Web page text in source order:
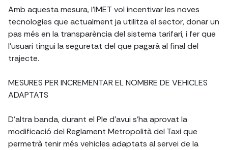
Amb aquesta mesura, l'IMET vol incentivar les noves
tecnologies que actualment ja utilitza el sector, donar un
pas més en la transparència del sistema tarifari, i fer que
l'usuari tingui la seguretat del que pagarà al final del
trajecte.
MESURES PER INCREMENTAR EL NOMBRE DE VEHICLES
ADAPTATS
D'altra banda, durant el Ple d'avui s'ha aprovat la
modificació del Reglament Metropolità del Taxi que
permetrà tenir més vehicles adaptats al servei de la